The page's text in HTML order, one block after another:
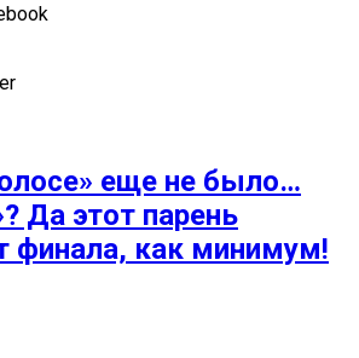
еще не было…
Да этот парень
финала, как минимум!